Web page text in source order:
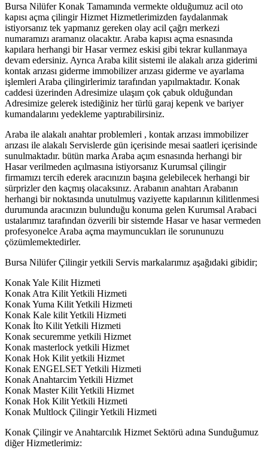
Bursa Nilüfer Konak Tamamında vermekte olduğumuz acil oto
kapısı açma çilingir Hizmet Hizmetlerimizden faydalanmak
istiyorsanız tek yapmanız gereken olay acil çağrı merkezi
numaramızı aramanız olacaktır. Araba kapısı açma esnasında
kapılara herhangi bir Hasar vermez eskisi gibi tekrar kullanmaya
devam edersiniz. Ayrıca Araba kilit sistemi ile alakalı arıza giderimi
kontak arızası giderme immobilizer arızası giderme ve ayarlama
işlemleri Araba çilingirlerimiz tarafından yapılmaktadır. Konak
caddesi üzerinden Adresimize ulaşım çok çabuk olduğundan
Adresimize gelerek istediğiniz her türlü garaj kepenk ve bariyer
kumandalarını yedekleme yaptırabilirsiniz.
Araba ile alakalı anahtar problemleri , kontak arızası immobilizer
arızası ile alakalı Servislerde gün içerisinde mesai saatleri içerisinde
sunulmaktadır. bütün marka Araba açım esnasında herhangi bir
Hasar verilmeden açılmasına istiyorsanız Kurumsal çilingir
firmamızı tercih ederek aracınızın başına gelebilecek herhangi bir
sürprizler den kaçmış olacaksınız. Arabanın anahtarı Arabanın
herhangi bir noktasında unutulmuş vaziyette kapılarının kilitlenmesi
durumunda aracınızın bulunduğu konuma gelen Kurumsal Arabaci
ustalarımız tarafından özverili bir sistemde Hasar ve hasar vermeden
profesyonelce Araba açma maymuncukları ile sorununuzu
çözümlemektedirler.
Bursa Nilüfer Çilingir yetkili Servis markalarımız aşağıdaki gibidir;
Konak Yale Kilit Hizmeti
Konak Atra Kilit Yetkili Hizmeti
Konak Yuma Kilit Yetkili Hizmeti
Konak Kale kilit Yetkili Hizmeti
Konak İto Kilit Yetkili Hizmeti
Konak securemme yetkili Hizmet
Konak masterlock yetkili Hizmet
Konak Hok Kilit yetkili Hizmet
Konak ENGELSET Yetkili Hizmeti
Konak Anahtarcim Yetkili Hizmet
Konak Master Kilit Yetkili Hizmet
Konak Hok Kilit Yetkili Hizmeti
Konak Multlock Çilingir Yetkili Hizmeti
Konak Çilingir ve Anahtarcılık Hizmet Sektörü adına Sunduğumuz
diğer Hizmetlerimiz: